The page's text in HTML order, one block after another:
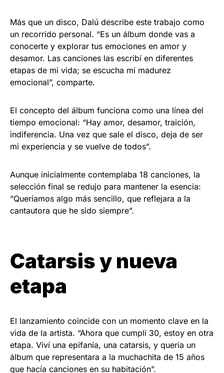
Más que un disco, Dalú describe este trabajo como
un recorrido personal. “Es un álbum donde vas a
conocerte y explorar tus emociones en amor y
desamor. Las canciones las escribí en diferentes
etapas de mi vida; se escucha mi madurez
emocional”, comparte.
El concepto del álbum funciona como una línea del
tiempo emocional: “Hay amor, desamor, traición,
indiferencia. Una vez que sale el disco, deja de ser
mi experiencia y se vuelve de todos”.
Aunque inicialmente contemplaba 18 canciones, la
selección final se redujo para mantener la esencia:
“Queríamos algo más sencillo, que reflejara a la
cantautora que he sido siempre”.
Catarsis y nueva
etapa
El lanzamiento coincide con un momento clave en la
vida de la artista. “Ahora que cumplí 30, estoy en otra
etapa. Viví una epifanía, una catarsis, y quería un
álbum que representara a la muchachita de 15 años
que hacía canciones en su habitación”.